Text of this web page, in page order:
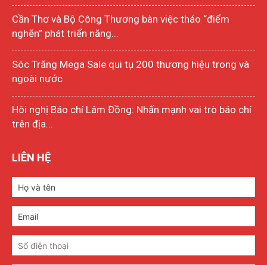
Cần Thơ và Bộ Công Thương bàn việc tháo “điểm
nghẽn” phát triển năng...
Sóc Trăng Mega Sale qui tụ 200 thương hiệu trong và
ngoài nước
Hôi nghị Báo chí Lâm Đồng: Nhấn mạnh vai trò báo chí
trên địa...
LIÊN HỆ